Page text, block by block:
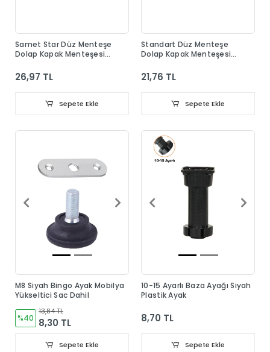
Samet Star Düz Menteşe
Dolap Kapak Menteşesi
26,97 TL
Sepete Ekle
Standart Düz Menteşe
Dolap Kapak Menteşesi
21,76 TL
Sepete Ekle
M8 Siyah Bingo Ayak Mobilya
Yükseltici Sac Dahil
%40
13,84 TL
8,30 TL
Sepete Ekle
10-15 Ayarlı Baza Ayağı Siyah
Plastik Ayak
8,70 TL
Sepete Ekle